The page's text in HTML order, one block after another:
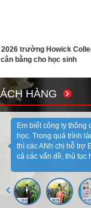
2026 trường Howick
bằng cho học sinh
HÀNG
Em biết công ty thông
học. Trong quá trình
thì các ANh chị hỗ trợ
cả các vấn đề, thủ tục